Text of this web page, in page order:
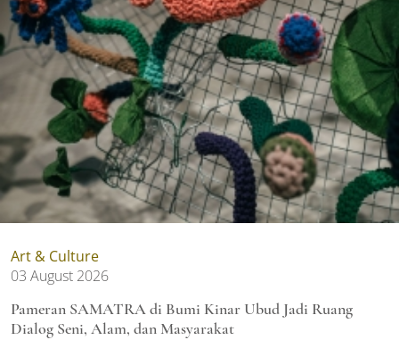
Art & Culture
03 August 2026
Pameran SAMATRA di Bumi Kinar Ubud Jadi Ruang
Dialog Seni, Alam, dan Masyarakat